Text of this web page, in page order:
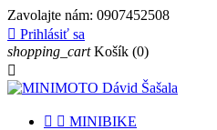
Zavolajte nám: 0907452508
 Prihlásiť sa
shopping_cart Košík (0)

  MINIBIKE